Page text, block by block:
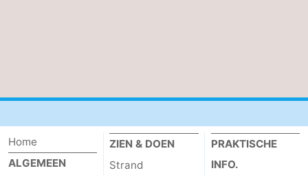
Home
ALGEMEEN
ZIEN & DOEN
Strand
PRAKTISCHE
INFO.